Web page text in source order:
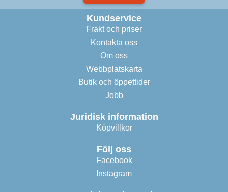
Kundservice
Frakt och priser
Kontakta oss
Om oss
Webbplatskarta
Butik och öppettider
Jobb
Juridisk information
Köpvillkor
Följ oss
Facebook
Instagram